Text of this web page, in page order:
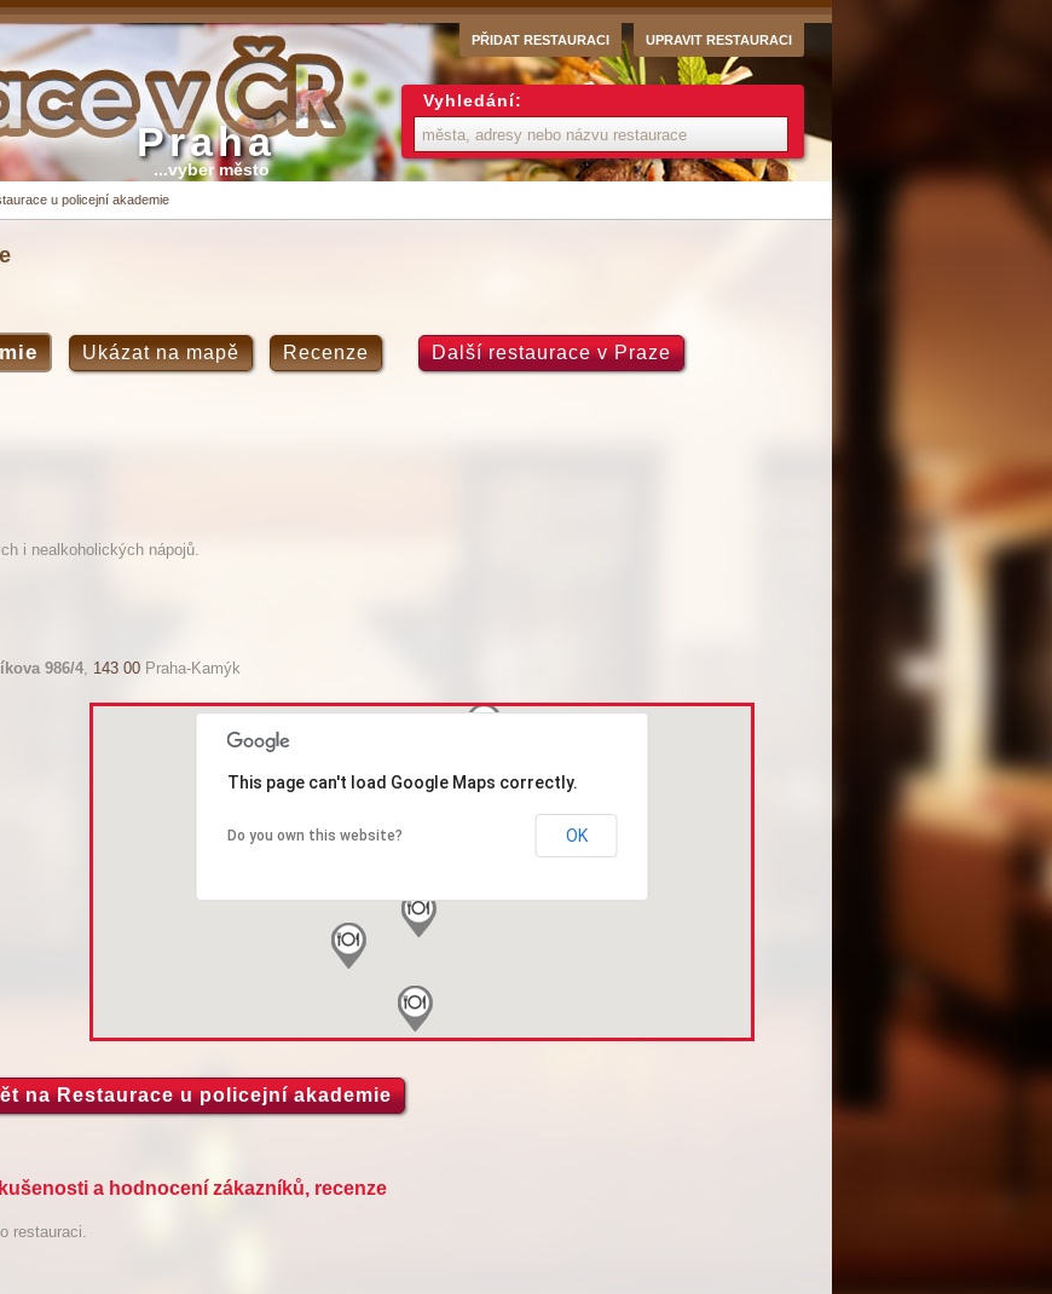
PŘIDAT RESTAURACI UPRAVIT RESTAURACI
Praha
...vyber město
u policejní akademie
Ukázat na mapě Recenze Další restaurace v Praze
i nealkoholických nápojů.
986/4, 143 00 Praha-Kamýk
This page can't load Google Maps correctly.
Do you own this website? OK
na Restaurace u policejní akademie
a hodnocení zákazníků, recenze
restauraci.
Vyhledání: